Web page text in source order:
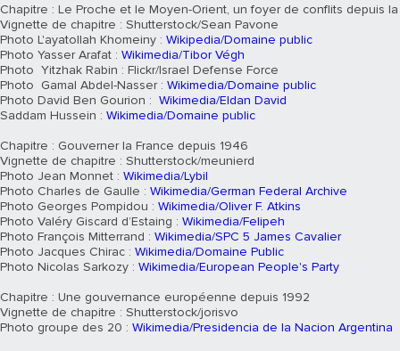
Chapitre : Le Proche et le Moyen-Orient, un foyer de conflits depuis
Vignette de chapitre : Shutterstock/Sean Pavone
Photo L'ayatollah Khomeiny : Wikipedia/Domaine public
Photo Yasser Arafat : Wikimedia/Tibor Végh
Photo Yitzhak Rabin : Flickr/Israel Defense Force
Photo Gamal Abdel-Nasser : Wikimedia/Domaine public
Photo David Ben Gourion : Wikimedia/Eldan David
Saddam Hussein : Wikimedia/Domaine public
Chapitre : Gouverner la France depuis 1946
Vignette de chapitre : Shutterstock/meunierd
Photo Jean Monnet : Wikimedia/Lybil
Photo Charles de Gaulle : Wikimedia/German Federal Archive
Photo Georges Pompidou : Wikimedia/Oliver F. Atkins
Photo Valéry Giscard d’Estaing : Wikimedia/Felipeh
Photo François Mitterrand : Wikimedia/SPC 5 James Cavalier
Photo Jacques Chirac : Wikimedia/Domaine Public
Photo Nicolas Sarkozy : Wikimedia/European People's Party
Chapitre : Une gouvernance européenne depuis 1992
Vignette de chapitre : Shutterstock/jorisvo
Photo groupe des 20 : Wikimedia/Presidencia de la Nacion Argentina